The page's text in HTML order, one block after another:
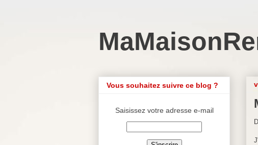
Vous souhaitez suivre ce blog ?
Saisissez votre adresse e-mail